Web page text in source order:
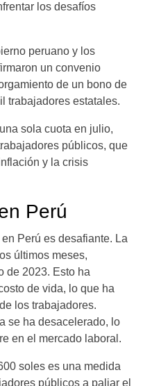
los desafíos
peruano y los
un convenio
de un bono de
trabajadores estatales.
sola cuota en julio,
públicos, que
y la crisis
Perú
Perú es desafiante. La
últimos meses,
de 2023. Esto ha
de vida, lo que ha
los trabajadores.
se ha desacelerado, lo
en el mercado laboral.
soles es una medida
públicos a paliar el